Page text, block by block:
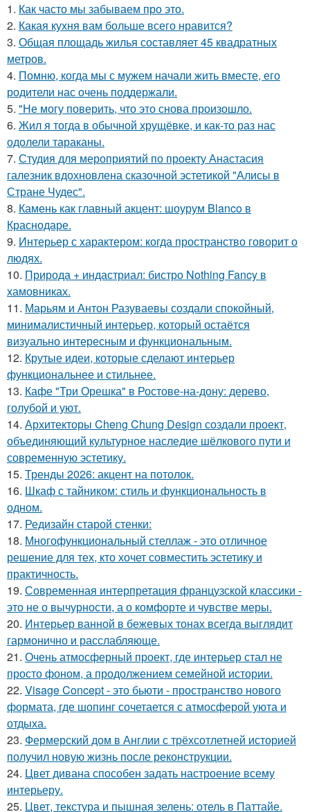
1. Как часто мы забываем про это.
2. Какая кухня вам больше всего нравится?
3. Общая площадь жилья составляет 45 квадратных
метров.
4. Помню, когда мы с мужем начали жить вместе, его
родители нас очень поддержали.
5. "Не могу поверить, что это снова произошло.
6. Жил я тогда в обычной хрущёвке, и как-то раз нас
одолели тараканы.
7. Студия для мероприятий по проекту Анастасия
галезник вдохновлена сказочной эстетикой "Алисы в
Стране Чудес".
8. Камень как главный акцент: шоурум Blanco в
Краснодаре.
9. Интерьер с характером: когда пространство говорит о
людях.
10. Природа + индастриал: бистро Nothing Fancy в
хамовниках.
11. Марьям и Антон Разуваевы создали спокойный,
минималистичный интерьер, который остаётся
визуально интересным и функциональным.
12. Крутые идеи, которые сделают интерьер
функциональнее и стильнее.
13. Кафе "Три Орешка" в Ростове-на-дону: дерево,
голубой и уют.
14. Архитекторы Cheng Chung Design создали проект,
объединяющий культурное наследие шёлкового пути и
современную эстетику.
15. Тренды 2026: акцент на потолок.
16. Шкаф с тайником: стиль и функциональность в
одном.
17. Редизайн старой стенки:
18. Многофункциональный стеллаж - это отличное
решение для тех, кто хочет совместить эстетику и
практичность.
19. Современная интерпретация французской классики -
это не о вычурности, а о комфорте и чувстве меры.
20. Интерьер ванной в бежевых тонах всегда выглядит
гармонично и расслабляюще.
21. Очень атмосферный проект, где интерьер стал не
просто фоном, а продолжением семейной истории.
22. Visage Concept - это бьюти - пространство нового
формата, где шопинг сочетается с атмосферой уюта и
отдыха.
23. Фермерский дом в Англии с трёхсотлетней историей
получил новую жизнь после реконструкции.
24. Цвет дивана способен задать настроение всему
интерьеру.
25. Цвет, текстура и пышная зелень: отель в Паттайе.